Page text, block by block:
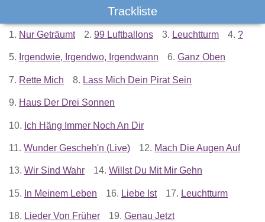
Trackliste
1. Nur Geträumt 2. 99 Luftballons 3. Leuchtturm 4. ?
5. Irgendwie, Irgendwo, Irgendwann 6. Ganz Oben
7. Rette Mich 8. Lass Mich Dein Pirat Sein
9. Haus Der Drei Sonnen
10. Ich Häng Immer Noch An Dir
11. Wunder Gescheh'n (Live) 12. Mach Die Augen Auf
13. Wir Sind Wahr 14. Willst Du Mit Mir Gehn
15. In Meinem Leben 16. Liebe Ist 17. Leuchtturm
18. Lieder Von Früher 19. Genau Jetzt